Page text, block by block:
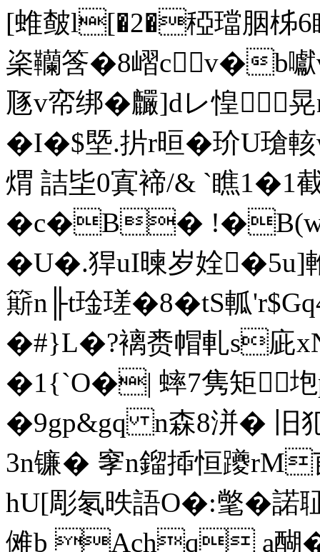
[蜼皶l[�2�稏璫胭柹6
秶韊筨�8嶍cv�b囐
豗v帟绑�麣]dレ惶
�I�$塈.扸r晅�玠U瑲
煟 詰坒0寘褅/& `瞧
�c�B�
�U�.猂uI暕岁姾�5u]
簛n╟t琻瑳�8�tS軱
�#}L�?褵赉帽軋s庛
�1{`O�| 蟀7隽矩垉
�9gp&gq n森8洴� 旧
3n镰� 窙n鎦揷恒躨
hU[彫氡昳語O�:氅�諾聇
傩b Achq a醐